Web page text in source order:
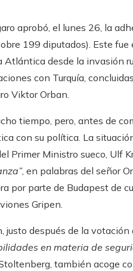
aprobó, el lunes 26, la
199 diputados). Este fue
desde la invasión
con Turquía,
Viktor Orban.
tiempo, pero, antes de
con su política. La
Primer Ministro sueco, Ulf
, en palabras del señor
por parte de Budapest de
Gripen.
justo después de la
en materia de
también acoge